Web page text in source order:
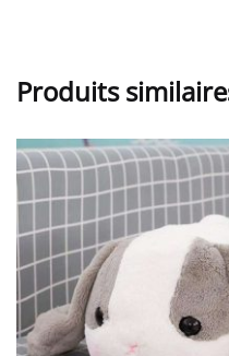
Produits